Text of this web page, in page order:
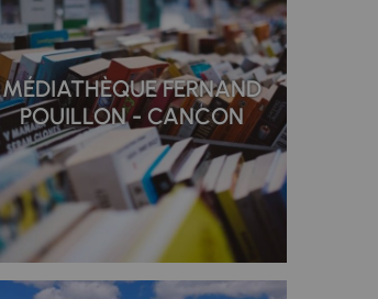
MÉDIATHÈQUE FERNAND
POUILLON - CANCON